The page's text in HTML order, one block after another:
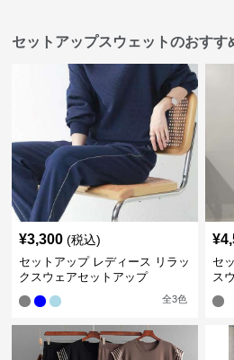
セットアップスウェットのおすす
¥3,300 (税込)
セットアップ レディース リラッ
クスウェアセットアップ
全3色
¥
セ
ス